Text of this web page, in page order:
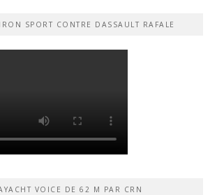
SPORT CONTRE DASSAULT RAFALE
VOICE DE 62 M PAR CRN